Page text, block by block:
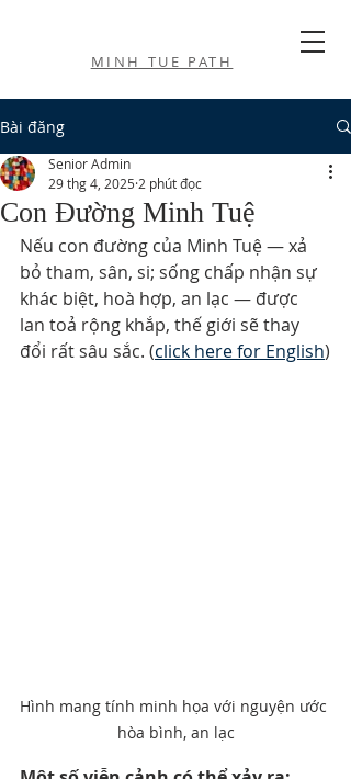
MINH TUE PATH
Bài đăng
Con Đường Minh Tuệ
Senior Admin
29 thg 4, 2025 2 phút đọc
Nếu con đường của Minh Tuệ — xả
bỏ tham, sân, si; sống chấp nhận sự
khác biệt, hoà hợp, an lạc — được
lan toả rộng khắp, thế giới sẽ thay
đổi rất sâu sắc. (click here for English)
Hình mang tính minh họa với nguyện ước
hòa bình, an lạc